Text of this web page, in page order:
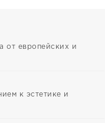
от европейских и
к эстетике и